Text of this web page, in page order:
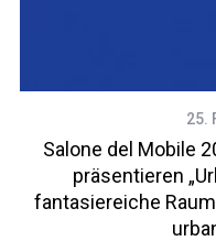
25.
Salone del Mobile
präsentieren
fantasiereiche